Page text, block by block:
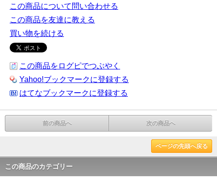
この商品について問い合わせる
この商品を友達に教える
買い物を続ける
この商品をログピでつぶやく
Yahoo!ブックマークに登録する
はてなブックマークに登録する
前の商品へ 次の商品へ
ページの先頭へ戻る
この商品のカテゴリー